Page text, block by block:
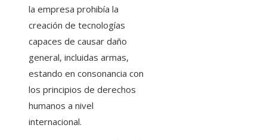
la empresa prohibía la
creación de tecnologías
capaces de causar daño
general, incluidas armas,
estando en consonancia con
los principios de derechos
humanos a nivel
internacional.